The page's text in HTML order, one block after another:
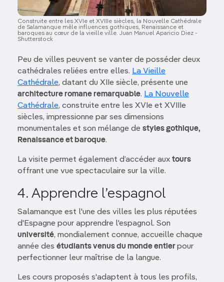
Construite entre les XVIe et XVIIIe siècles, la Nouvelle Cathédrale
de Salamanque mêle influences gothiques, Renaissance et
baroques au cœur de la vieille ville. Juan Manuel Aparicio Diez -
Shutterstock
Peu de villes peuvent se vanter de posséder deux
cathédrales reliées entre elles. La Vieille
Cathédrale, datant du XIIe siècle, présente une
architecture romane remarquable. La Nouvelle
Cathédrale, construite entre les XVIe et XVIIIe
siècles, impressionne par ses dimensions
monumentales et son mélange de styles gothique,
Renaissance et baroque.
La visite permet également d’accéder aux tours
offrant une vue spectaculaire sur la ville.
4. Apprendre l’espagnol
Salamanque est l'une des villes les plus réputées
d'Espagne pour apprendre l'espagnol. Son
université, mondialement connue, accueille chaque
année des étudiants venus du monde entierpour
perfectionner leur maîtrise de la langue.
Les cours proposés s'adaptent à tous les profils,